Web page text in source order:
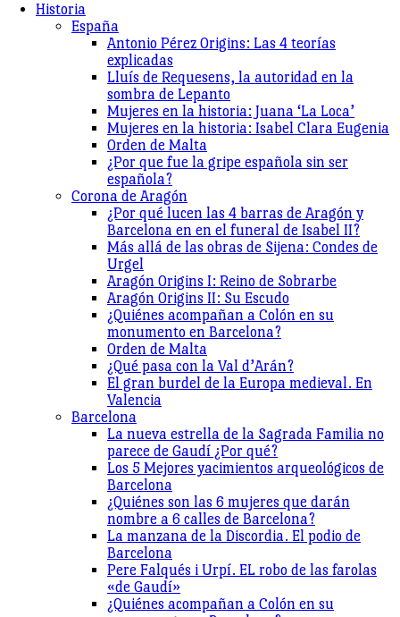
Historia
España
Antonio Pérez Origins: Las 4 teorías
explicadas
Lluís de Requesens, la autoridad en la
sombra de Lepanto
Mujeres en la historia: Juana ‘La Loca’
Mujeres en la historia: Isabel Clara Eugenia
Orden de Malta
¿Por que fue la gripe española sin ser
española?
Corona de Aragón
¿Por qué lucen las 4 barras de Aragón y
Barcelona en en el funeral de Isabel II?
Más allá de las obras de Sijena: Condes de
Urgel
Aragón Origins I: Reino de Sobrarbe
Aragón Origins II: Su Escudo
¿Quiénes acompañan a Colón en su
monumento en Barcelona?
Orden de Malta
¿Qué pasa con la Val d’Arán?
El gran burdel de la Europa medieval. En
Valencia
Barcelona
La nueva estrella de la Sagrada Familia no
parece de Gaudí ¿Por qué?
Los 5 Mejores yacimientos arqueológicos de
Barcelona
¿Quiénes son las 6 mujeres que darán
nombre a 6 calles de Barcelona?
La manzana de la Discordia. El podio de
Barcelona
Pere Falqués i Urpí. EL robo de las farolas
«de Gaudí»
¿Quiénes acompañan a Colón en su